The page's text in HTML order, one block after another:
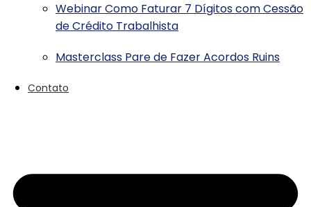
Webinar Como Faturar 7 Dígitos com Cessão
de Crédito Trabalhista
Masterclass Pare de Fazer Acordos Ruins
Contato